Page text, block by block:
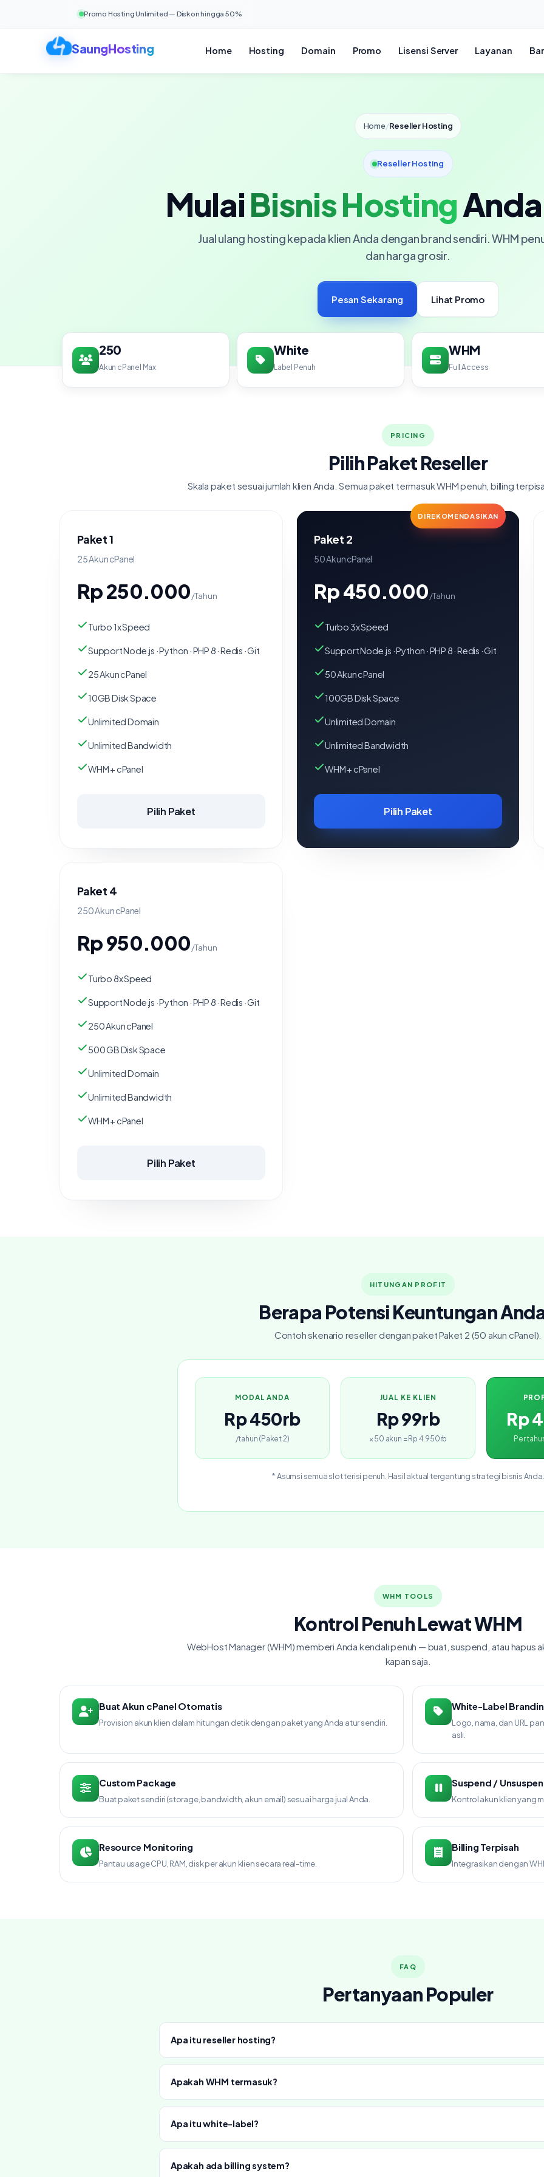
Promo Hosting Unlimited — Diskon hingga 50%
Home Hosting Domain Promo Lisensi Server Layanan
Home/Reseller Hosting
Reseller Hosting
MulaiBisnis Hosting
Jual ulang hosting kepada klien Anda dengan brand sendiri. WHM
dan harga grosir.
Pesan Sekarang Lihat Promo
250
Akun cPanel Max
White
Label Penuh
WHM
Full Access
PRICING
Pilih Paket Reseller
Skala paket sesuai jumlah klien Anda. Semua paket termasuk WHM penuh, billing
Paket 1
25 Akun cPanel
Rp 250.000/Tahun
Turbo 1x Speed
Support Node.js · Python · PHP 8 · Redis · Git
25 Akun cPanel
10GB Disk Space
Unlimited Domain
Unlimited Bandwidth
WHM + cPanel
Pilih Paket
DIREKOMENDASIKAN
Paket 2
50 Akun cPanel
Rp 450.000/Tahun
Turbo 3x Speed
Support Node.js · Python · PHP 8 · Redis · Git
50 Akun cPanel
100GB Disk Space
Unlimited Domain
Unlimited Bandwidth
WHM + cPanel
Pilih Paket
Paket 4
250 Akun cPanel
Rp 950.000/Tahun
Turbo 8x Speed
Support Node.js · Python · PHP 8 · Redis · Git
250 Akun cPanel
500 GB Disk Space
Unlimited Domain
Unlimited Bandwidth
WHM + cPanel
Pilih Paket
HITUNGAN PROFIT
Berapa Potensi Keuntungan
Contoh skenario reseller dengan paket Paket 2 (50 akun cPanel).
MODAL ANDA
Rp 450rb
/tahun (Paket 2)
JUAL KE KLIEN
Rp 99rb
× 50 akun = Rp 4.950rb
Rp
Per
* Asumsi semua slot terisi penuh. Hasil aktual tergantung strategi bisnis Anda.
WHM TOOLS
Kontrol Penuh Lewat WHM
WebHost Manager (WHM) memberi Anda kendali penuh — buat, suspend, atau hapus
kapan saja.
Buat Akun cPanel Otomatis
Provision akun klien dalam hitungan detik dengan paket yang Anda atur sendiri.
White-Label
Logo, nama, dan URL
asli.
Custom Package
Buat paket sendiri (storage, bandwidth, akun email) sesuai harga jual Anda.
Suspend /
Kontrol akun klien yang
Resource Monitoring
Pantau usage CPU, RAM, disk per akun klien secara real-time.
Billing Terpisah
Integrasikan dengan
FAQ
Pertanyaan Populer
Apa itu reseller hosting?
Apakah WHM termasuk?
Apa itu white-label?
Apakah ada billing system?